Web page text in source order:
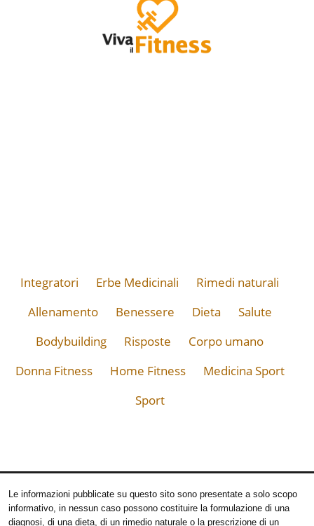
Integratori Erbe Medicinali
Rimedi naturali
Allenamento
Benessere Dieta
Salute
Bodybuilding
Risposte
Corpo umano
Donna Fitness
Home Fitness
Medicina Sport
Sport
Le informazioni pubblicate su questo sito sono presentate a solo scopo
informativo, in nessun caso possono costituire la formulazione di una
diagnosi, di una dieta, di un rimedio naturale o la prescrizione di un